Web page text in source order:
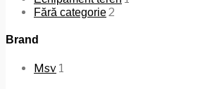
Fără categorie2
Brand
Msv 1